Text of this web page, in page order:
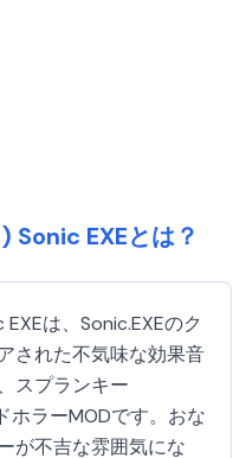
EXEとは？
は、Sonic.EXEのク
された不気味な効果音
スプランキー
ホラーMODです。おな
が不吉な雰囲気にな